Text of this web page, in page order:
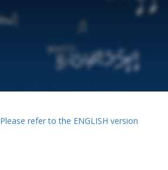
Please refer to the ENGLISH version